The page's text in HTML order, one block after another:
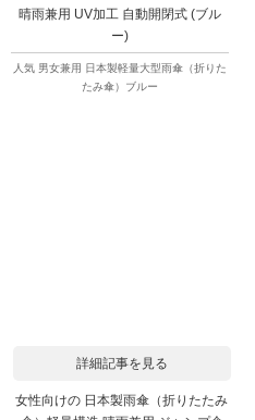
晴雨兼用 UV加工 自動開閉式 (ブル
ー)
人気 男女兼用 日本製軽量大型雨傘（折りた
たみ傘）ブルー
詳細記事を見る
女性向けの 日本製雨傘（折りたたみ